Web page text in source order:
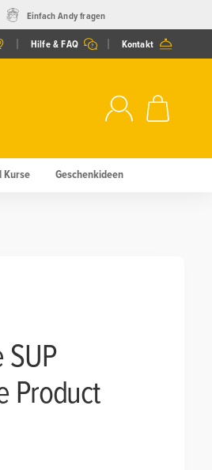
Einfach Andy fragen
Hilfe & FAQ Kontakt
Kurse Geschenkideen
Product